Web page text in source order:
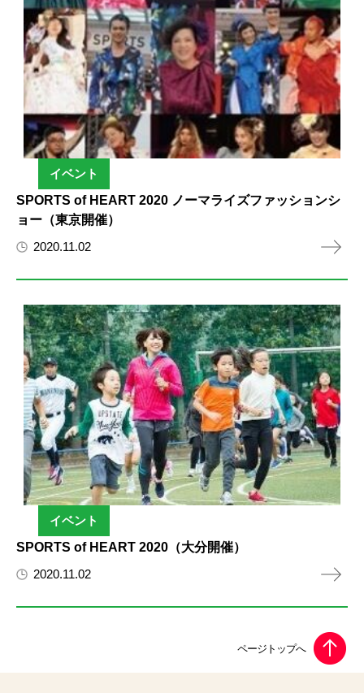
イベント
SPORTS of HEART 2020 ノーマライズファッションシ
ョー（東京開催）
2020.11.02
イベント
SPORTS of HEART 2020（大分開催）
2020.11.02